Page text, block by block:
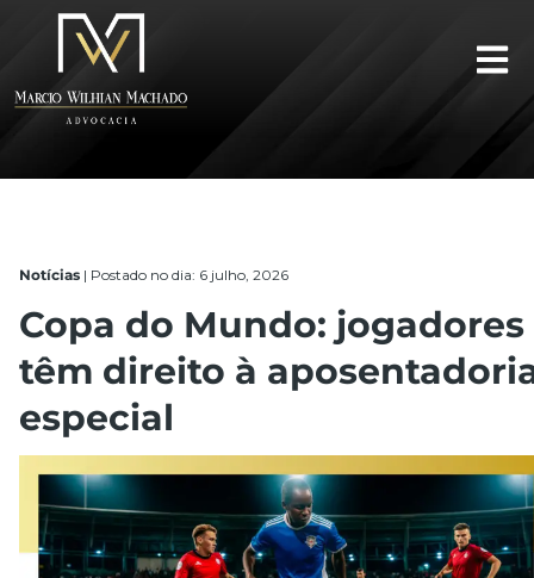
Notícias| Postado no dia: 6 julho, 2026
Copa do Mundo: jogadores
têm direito à
especial